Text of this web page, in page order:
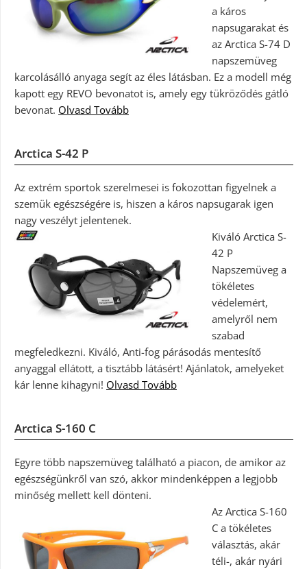
a káros
napsugarakat és
az Arctica S-74 D
napszemüveg
karcolásálló anyaga segít az éles látásban. Ez a modell még
kapott egy REVO bevonatot is, amely egy tükröződés gátló
bevonat. Olvasd Tovább
Arctica S-42 P
Az extrém sportok szerelmesei is fokozottan figyelnek a
szemük egészségére is, hiszen a káros napsugarak igen
nagy veszélyt jelentenek.
Kiváló Arctica S-
42 P
Napszemüveg a
tökéletes
védelemért,
amelyről nem
szabad
megfeledkezni. Kiváló, Anti-fog párásodás mentesítő
anyaggal ellátott, a tisztább látásért! Ajánlatok, amelyeket
kár lenne kihagyni! Olvasd Tovább
Arctica S-160 C
Egyre több napszemüveg található a piacon, de amikor az
egészségünkről van szó, akkor mindenképpen a legjobb
minőség mellett kell dönteni.
Az Arctica S-160
C a tökéletes
választás, akár
téli-, akár nyári